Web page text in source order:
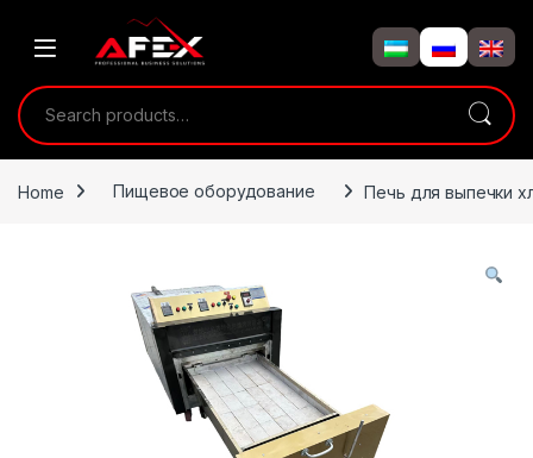
Search for:
Home Пищевое оборудование Печь для выпечки